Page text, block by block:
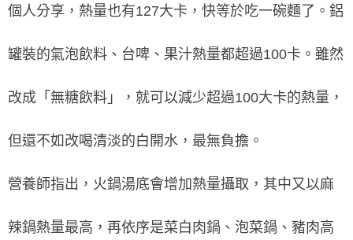
個人分享，熱量也有127大卡，快等於吃一碗麵了。鋁
罐裝的氣泡飲料、台啤、果汁熱量都超過100卡。雖然
改成「無糖飲料」，就可以減少超過100大卡的熱量，
但還不如改喝清淡的白開水，最無負擔。
營養師指出，火鍋湯底會增加熱量攝取，其中又以麻
辣鍋熱量最高，再依序是菜白肉鍋、泡菜鍋、豬肉高